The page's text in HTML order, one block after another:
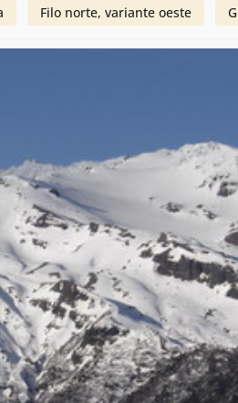
Filo norte, variante oeste